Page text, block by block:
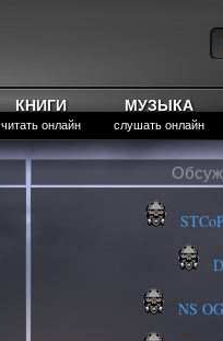
КНИГИ
читать онлайн
МУЗЫКА
слушать онлайн
NS